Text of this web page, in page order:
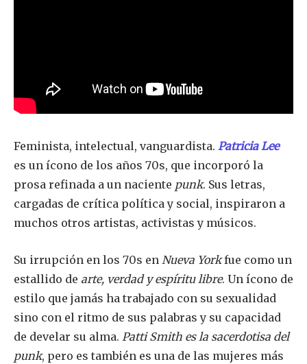
Feminista, intelectual, vanguardista. Patricia Lee
es un ícono de los años 70s, que incorporó la
prosa refinada a un naciente punk. Sus letras,
cargadas de crítica política y social, inspiraron a
muchos otros artistas, activistas y músicos.
Su irrupción en los 70s en Nueva Yorkfue como un
estallido de arte, verdad y espíritu libre. Un ícono de
estilo que jamás ha trabajado con su sexualidad
sino con el ritmo de sus palabras y su capacidad
de develar su alma. Patti Smith es la sacerdotisa del
punk, pero es también es una de las mujeres más